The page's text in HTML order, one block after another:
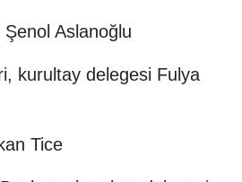
Şenol Aslanoğlu
kurultay delegesi Fulya
Tice